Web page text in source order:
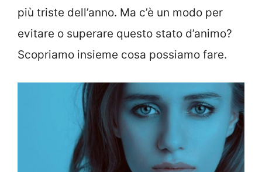
più triste dell’anno. Ma c’è un modo per
evitare o superare questo stato d’animo?
Scopriamo insieme cosa possiamo fare.